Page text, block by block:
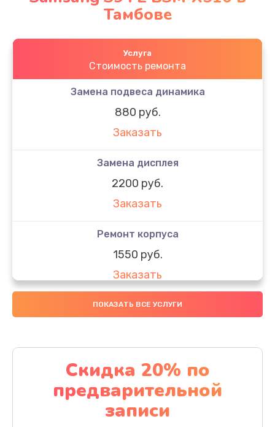
Тамбове
Услуга
Стоимость ремонта
Замена подвеса динамика
880 руб.
Заказать
Замена дисплея
2200 руб.
Заказать
Ремонт корпуса
1550 руб.
Заказать
Настройка
Заказать
Ремонт кнопки
1200 руб.
Заказать
ПОКАЗАТЬ ВСЕ УСЛУГИ
Скидка 20% по
предварительной
записи